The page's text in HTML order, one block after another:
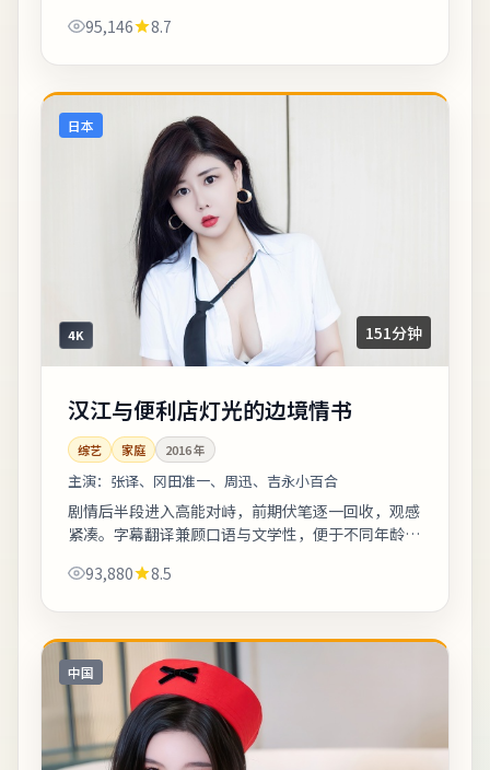
许多种答案。《听见过期车票的人》是一部...
95,146 8.7
日本
4K 151分钟
汉江与便利店灯光的边境情书
综艺 家庭 2016年
主演： 张译、冈田准一、周迅、吉永小百合
剧情后半段进入高能对峙，前期伏笔逐一回收，观感
紧凑。字幕翻译兼顾口语与文学性，便于不同年龄段
观看并形成独立判断。《汉江与便利店灯光...
93,880 8.5
中国